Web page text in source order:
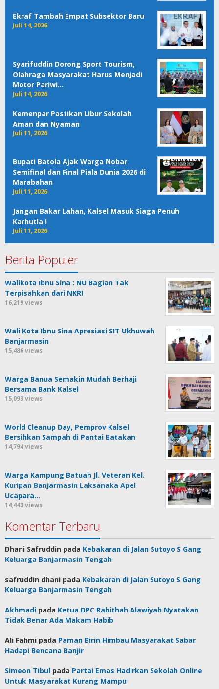
Ekraf Tambah Empat Subsektor Baru
Juli 14, 2026
Syarifuddin Dorong Sport Tourism,
Olahraga Masyarakat Harus Menjadi
Motor Pariwi…
Juli 14, 2026
Kemenpar Pastikan Libur Sekolah
Aman dan Nyaman
Juli 11, 2026
Bupati Batola Ajak Warga Nobar
Semifinal dan Final Piala Dunia 2026 di
Marabahan
Juli 11, 2026
Jangan Bakar Lahan, Kalsel Masuk Siaga Penuh
Karhutla !
Juli 11, 2026
Berita Populer
Walikota Ibnu Sina : NU Bagian Tak
Terpisahkan dari NKRI
16,219 views
Wali Kota Ibnu Sina Apresiasi SIT Ukhuwah
Banjarmasin
15,486 views
Warga Banua Semakin Mudah Berhaji
Bersama Bank Kalsel
15,093 views
World Cleanup Day, Pemprov Kalsel
Bersihkan Sampah di Pantai Batakan
14,794 views
Warga Kampung Batuah Jl. Veteran Kel.
Kuripan Banjarmasin Laksanaka Apel
Ucapara…
14,443 views
Komentar Terbaru
Dhani Safruddin pada Kebakaran di Jalan Sutoyo S Gang
Keluarga Banjarmasin Tengah
safruddin dhani pada Kebakaran di Jalan Sutoyo S Gang
Keluarga Banjarmasin Tengah
Akhmadi pada Ketua DPC Rabithah Alawiyah Nyatakan
Tidak Benar Ada Makam Habib
Ali Fahmi pada Paman Birin Himbau Masyarakat Sabar
Hadapi Bencana Banjir
Simeon Tibul pada Partai Emas Hadirkan Sekolah Online
Untuk Masyarakat Kurang Mampu